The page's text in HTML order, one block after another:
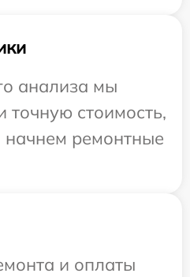
анализа мы
точную стоимость,
ремонтные
и оплаты